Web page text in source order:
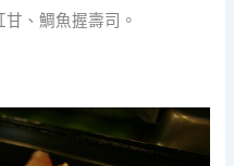
、鯛魚握壽司。